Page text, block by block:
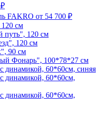
FAKRO от 54 700 ₽
см
путь", 120 см
120 см
90 см
Фонарь", 100*78*27 см
динамикой, 60*60см, синяя
динамикой, 60*60см,
динамикой, 60*60см,